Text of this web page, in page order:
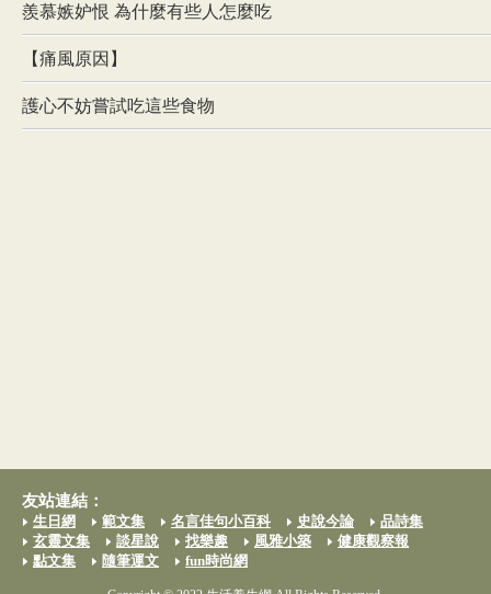
羨慕嫉妒恨 為什麼有些人怎麼吃
【痛風原因】
護心不妨嘗試吃這些食物
友站連結：
生日網 範文集 名言佳句小百科 史說今論
品詩集
玄靈文集
談星說 找樂趣 風雅小築
健康觀察報
點文集
隨筆運文 fun時尚網